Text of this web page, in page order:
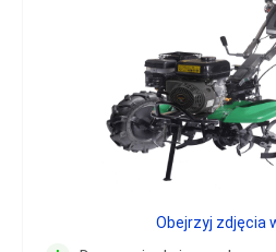
Obejrzyj zdjęcia